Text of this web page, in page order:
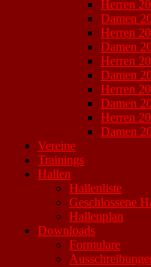
Herren
Damen
Herren
Damen
Herren
Damen
Herren
Damen
Herren
Damen
Vereine
Trainings
Hallen
Hallenliste
Geschlossene
Hallenplan
Downloads
Formulare